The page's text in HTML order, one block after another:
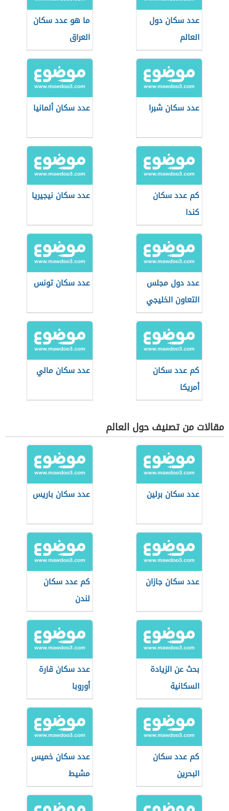
عدد سكان دول
العالم
ما هو عدد سكان
العراق
عدد سكان شبرا عدد سكان ألمانيا
كم عدد سكان
كندا
عدد سكان نيجيريا
عدد دول مجلس
التعاون الخليجي
عدد سكان تونس
كم عدد سكان
أمريكا
عدد سكان مالي
مقالات من تصنيف حول العالم
عدد سكان برلين عدد سكان باريس
عدد سكان جازان
كم عدد سكان
لندن
بحث عن الزيادة
السكانية
عدد سكان قارة
أوروبا
كم عدد سكان
البحرين
عدد سكان خميس
مشيط